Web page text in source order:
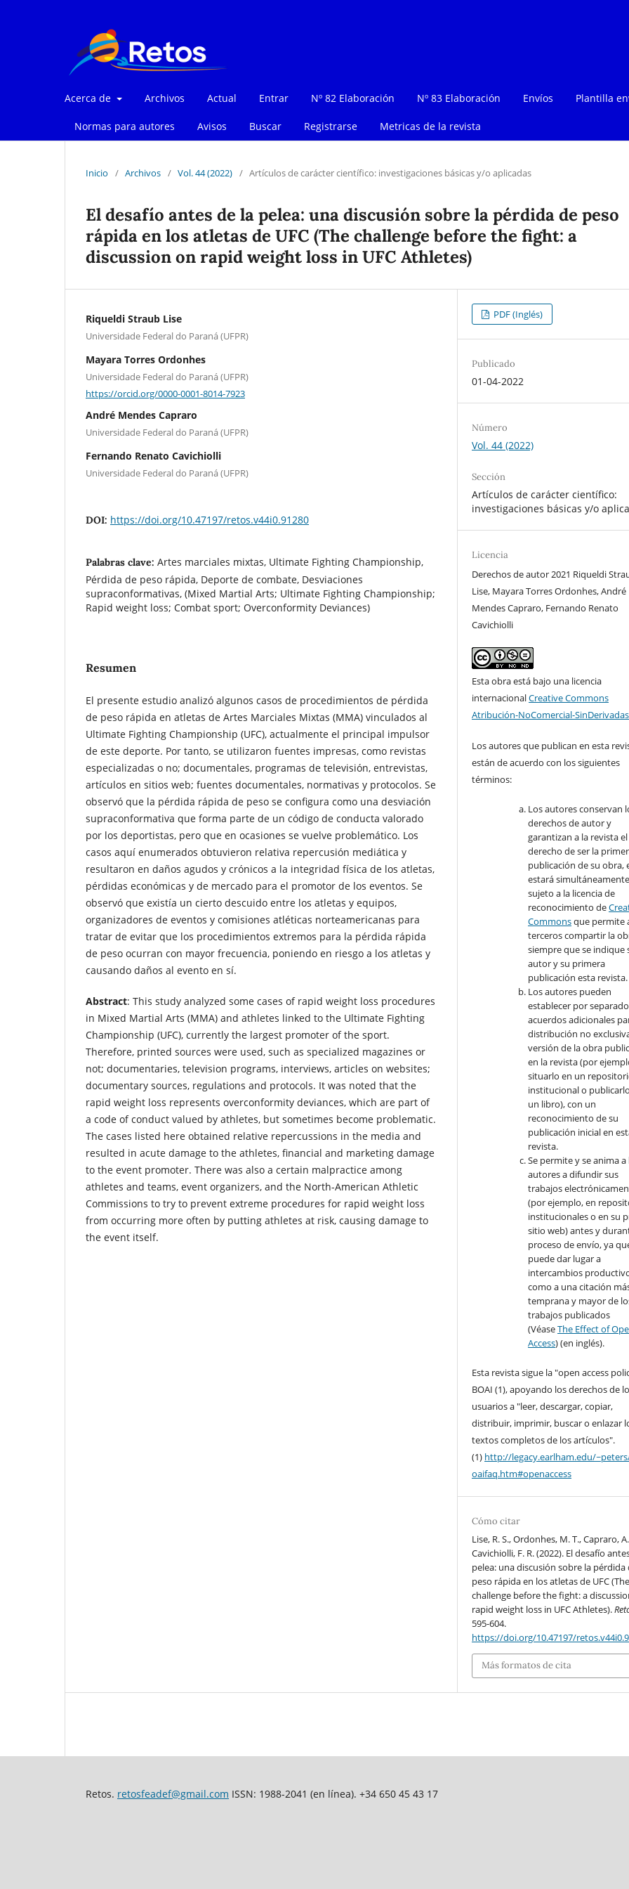
Acerca de Archivos Actual Entrar Nº 82 Elaboración Nº 83 Elaboración Envíos Plantilla
Normas para autores Avisos Buscar Registrarse Metricas de la revista
Inicio / Archivos / Vol. 44 (2022) / Artículos de carácter científico: investigaciones básicas y/o aplicadas
El desafío antes de la pelea: una discusión sobre la pérdida de peso
rápida en los atletas de UFC (The challenge before the fight: a
discussion on rapid weight loss in UFC Athletes)
Riqueldi Straub Lise
Universidade Federal do Paraná (UFPR)
Mayara Torres Ordonhes
Universidade Federal do Paraná (UFPR)
https://orcid.org/0000-0001-8014-7923
André Mendes Capraro
Universidade Federal do Paraná (UFPR)
Fernando Renato Cavichiolli
Universidade Federal do Paraná (UFPR)
DOI: https://doi.org/10.47197/retos.v44i0.91280
Palabras clave: Artes marciales mixtas, Ultimate Fighting Championship,
Pérdida de peso rápida, Deporte de combate, Desviaciones
supraconformativas, (Mixed Martial Arts; Ultimate Fighting Championship;
Rapid weight loss; Combat sport; Overconformity Deviances)
Resumen
El presente estudio analizó algunos casos de procedimientos de pérdida
de peso rápida en atletas de Artes Marciales Mixtas (MMA) vinculados al
Ultimate Fighting Championship (UFC), actualmente el principal impulsor
de este deporte. Por tanto, se utilizaron fuentes impresas, como revistas
especializadas o no; documentales, programas de televisión, entrevistas,
artículos en sitios web; fuentes documentales, normativas y protocolos. Se
observó que la pérdida rápida de peso se configura como una desviación
supraconformativa que forma parte de un código de conducta valorado
por los deportistas, pero que en ocasiones se vuelve problemático. Los
casos aquí enumerados obtuvieron relativa repercusión mediática y
resultaron en daños agudos y crónicos a la integridad física de los atletas,
pérdidas económicas y de mercado para el promotor de los eventos. Se
observó que existía un cierto descuido entre los atletas y equipos,
organizadores de eventos y comisiones atléticas norteamericanas para
tratar de evitar que los procedimientos extremos para la pérdida rápida
de peso ocurran con mayor frecuencia, poniendo en riesgo a los atletas y
causando daños al evento en sí.
Abstract: This study analyzed some cases of rapid weight loss procedures
in Mixed Martial Arts (MMA) and athletes linked to the Ultimate Fighting
Championship (UFC), currently the largest promoter of the sport.
Therefore, printed sources were used, such as specialized magazines or
not; documentaries, television programs, interviews, articles on websites;
documentary sources, regulations and protocols. It was noted that the
rapid weight loss represents overconformity deviances, which are part of
a code of conduct valued by athletes, but sometimes become problematic.
The cases listed here obtained relative repercussions in the media and
resulted in acute damage to the athletes, financial and marketing damage
to the event promoter. There was also a certain malpractice among
athletes and teams, event organizers, and the North-American Athletic
Commissions to try to prevent extreme procedures for rapid weight loss
from occurring more often by putting athletes at risk, causing damage to
the event itself.
PDF (Inglés)
Publicado
01-04-2022
Número
Vol. 44 (2022)
Sección
Artículos de carácter científico:
investigaciones básicas y/o
Licencia
Derechos de autor 2021 Riqueldi
Lise, Mayara Torres Ordonhes, André
Mendes Capraro, Fernando Renato
Cavichiolli
Esta obra está bajo una licencia
internacionalCreative Commons
Atribución-NoComercial-
Los autores que publican en esta
están de acuerdo con los siguientes
términos:
Los autores conservan
derechos de autor y
garantizan a la revista el
derecho de ser la
publicación de su obra,
estará simultáneamente
sujeto a la licencia de
reconocimiento de
Commonsque permite
terceros compartir la
siempre que se indique
autor y su primera
publicación esta revista.
Los autores pueden
establecer por separado
acuerdos adicionales
distribución no
versión de la obra
en la revista (por
situarlo en un
institucional o
un libro), con un
reconocimiento de su
publicación inicial en
revista.
Se permite y se anima a
autores a difundir sus
trabajos
(por ejemplo, en
institucionales o en su
sitio web) antes y
proceso de envío, ya
puede dar lugar a
intercambios
como a una citación
temprana y mayor de
trabajos publicados
(VéaseThe Effect of
Access) (en inglés).
Esta revista sigue la "open access
BOAI (1), apoyando los derechos de
usuarios a "leer, descargar, copiar,
distribuir, imprimir, buscar o enlazar
textos completos de los artículos".
(1) http://legacy.earlham.edu/
oaifaq.htm#openaccess
Cómo citar
Lise, R. S., Ordonhes, M. T., Capraro,
Cavichiolli, F. R. (2022). El desafío
pelea: una discusión sobre la pérdida
peso rápida en los atletas de UFC (The
challenge before the fight: a
rapid weight loss in UFC Athletes).
595-604.
https://doi.org/10.47197/
Más formatos de cita
Retos. retosfeadef@gmail.com ISSN: 1988-2041 (en línea). +34 650 45 43 17